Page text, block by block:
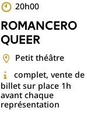
20h00
ROMANCERO
QUEER
Petit théâtre
complet, vente de
billet sur place 1h
avant chaque
représentation